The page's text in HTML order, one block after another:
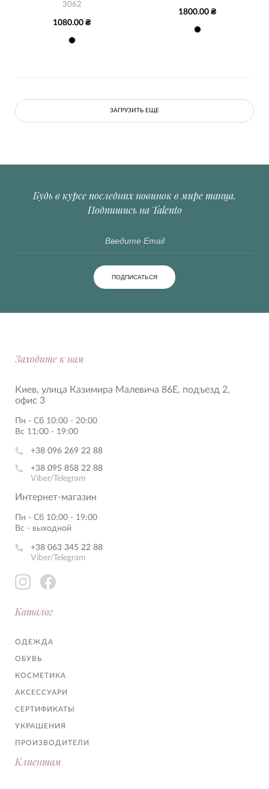
3062
1080.00 ₴
1800.00 ₴
ЗАГРУЗИТЬ ЕЩЕ
Будь в курсе последних новинок в мире танца.
Подпишись на Talento
ПОДПИСАТЬСЯ
Заходите к нам
Киев, улица Казимира Малевича 86Е, подъезд 2,
офис 3
Пн - Сб 10:00 - 20:00
Вс 11:00 - 19:00
+38 096 269 22 88
+38 095 858 22 88
Viber/Telegram
Интернет-магазин
Пн - Сб 10:00 - 19:00
Вс - выходной
+38 063 345 22 88
Viber/Telegram
Каталог
ОДЕЖДА
ОБУВЬ
КОСМЕТИКА
АКСЕССУАРИ
СЕРТИФИКАТЫ
УКРАШЕНИЯ
ПРОИЗВОДИТЕЛИ
Клиентам